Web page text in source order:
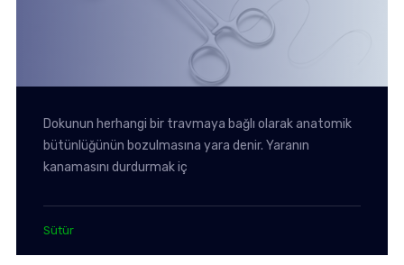
Dokunun herhangi bir travmaya bağlı olarak anatomik
bütünlüğünün bozulmasına yara denir. Yaranın
kanamasını durdurmak iç
Sütür